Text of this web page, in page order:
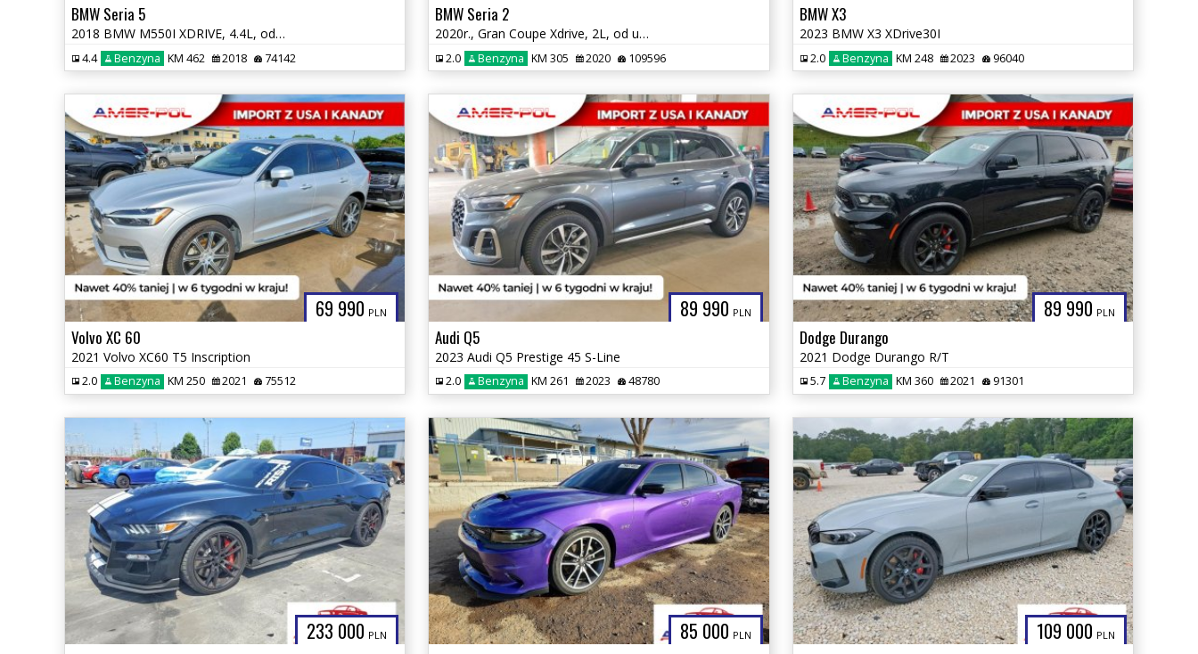
BMW Seria 5
2018 BMW M550I XDRIVE, 4.4L, od ubezpieczalni
4.4 Benzyna KM 462 2018 74142
BMW Seria 2
2020r., Gran Coupe Xdrive, 2L, od ubezpieczalni
2.0 Benzyna KM 305 2020 109596
BMW X3
2023 BMW X3 XDrive30I
2.0 Benzyna KM 248 2023 96040
69 990 PLN
Volvo XC 60
2021 Volvo XC60 T5 Inscription
2.0 Benzyna KM 250 2021 75512
89 990 PLN
Audi Q5
2023 Audi Q5 Prestige 45 S-Line
2.0 Benzyna KM 261 2023 48780
89 990 PLN
Dodge Durango
2021 Dodge Durango R/T
5.7 Benzyna KM 360 2021 91301
233 000 PLN 85 000 PLN 109 000 PLN